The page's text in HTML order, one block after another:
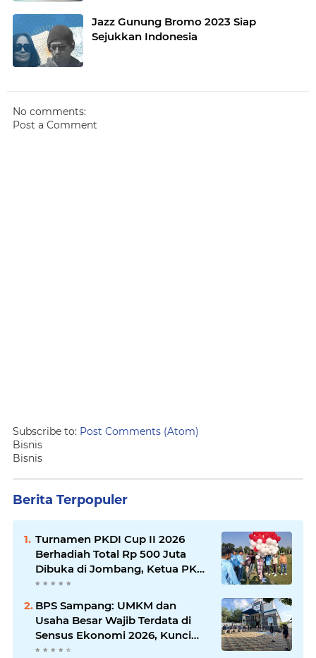
Jazz Gunung Bromo 2023 Siap
Sejukkan Indonesia
No comments:
Post a Comment
Subscribe to: Post Comments (Atom)
Bisnis
Bisnis
Berita Terpopuler
Turnamen PKDI Cup II 2026
Berhadiah Total Rp 500 Juta
Dibuka di Jombang, Ketua PKDI
Jatim Syaifullah Mahdi: Ajang
Komunikasi Antar-Kades untuk
Memajukan Desa
BPS Sampang: UMKM dan
Usaha Besar Wajib Terdata di
Sensus Ekonomi 2026, Kunci
Kebijakan Tepat Sasaran